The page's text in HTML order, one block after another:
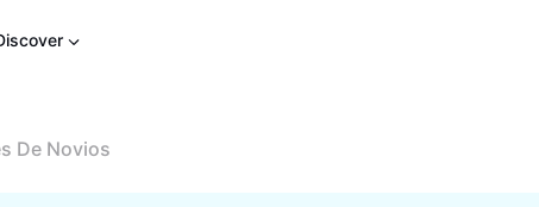
De Novios